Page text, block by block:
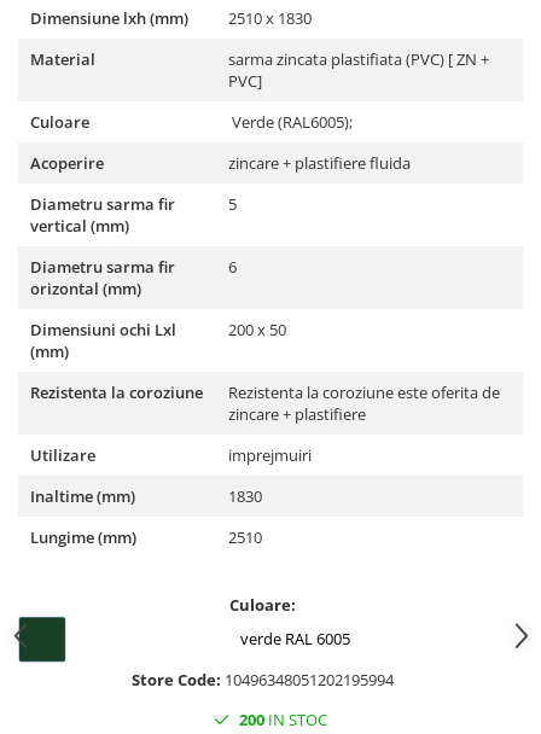
Dimensiune lxh (mm)
2510 x 1830
Material
sarma zincata plastifiata (PVC) [ ZN +
PVC]
Culoare
Verde (RAL6005);
Acoperire
zincare + plastifiere fluida
Diametru sarma fir
vertical (mm)
5
Diametru sarma fir
orizontal (mm)
6
Dimensiuni ochi Lxl
(mm)
200 x 50
Rezistenta la coroziune
Rezistenta la coroziune este oferita de
zincare + plastifiere
Utilizare
imprejmuiri
Inaltime (mm)
1830
Lungime (mm)
2510
Culoare:
verde RAL 6005
Store Code: 10496348051202195994
200 IN STOC